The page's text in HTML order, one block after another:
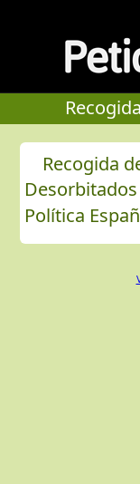
Recogida
Política